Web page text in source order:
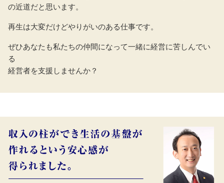
の近道だと思います。
再生は大変だけどやりがいのある仕事です。
ぜひあなたも私たちの仲間になって一緒に経営に苦しんでい
る
経営者を支援しませんか？